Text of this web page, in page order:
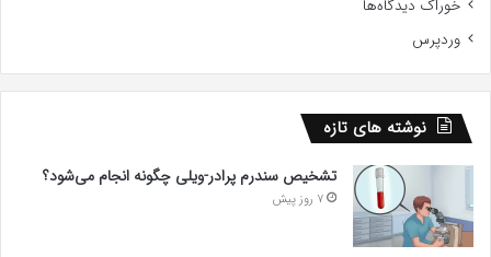
خوراک دیدگاه‌ها
وردپرس
نوشته های تازه
تشخیص سندرم پرادر-ویلی چگونه انجام می‌شود؟
7 روز پیش